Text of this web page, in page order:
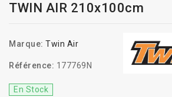
TWIN AIR 210x100cm
Marque: Twin Air
Référence: 177769N
En Stock